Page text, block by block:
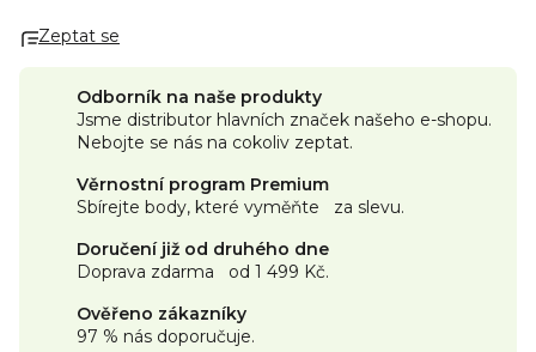
Certifikace
Zeptat se
Odborník na naše produkty
Jsme distributor hlavních značek našeho e-shopu.
Nebojte se nás na cokoliv zeptat.
Věrnostní program Premium
Sbírejte body, které vyměňte za slevu.
Doručení již od druhého dne
Doprava zdarma od 1 499 Kč.
Ověřeno zákazníky
97 % nás doporučuje.